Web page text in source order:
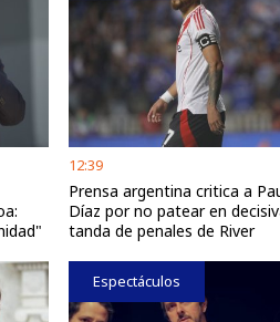
12:39
Prensa argentina critica a
Díaz por no patear en
tanda de penales de River
Espectáculos